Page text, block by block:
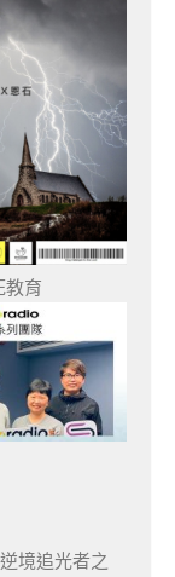
教育
逆境追光者之